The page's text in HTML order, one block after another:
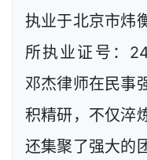
执业于北京市炜
所执业证号：
邓杰律师在民事
积精研，不仅淬
还集聚了强大的